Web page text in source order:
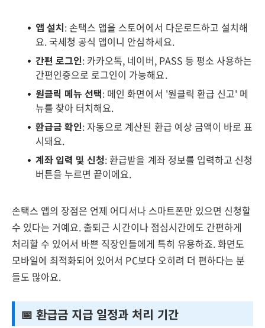
앱 설치: 손택스 앱을 스토어에서 다운로드하고 설치해
요. 국세청 공식 앱이니 안심하세요.
간편 로그인: 카카오톡, 네이버, PASS 등 평소 사용하는
간편인증으로 로그인이 가능해요.
원클릭 메뉴 선택: 메인 화면에서 '원클릭 환급 신고' 메
뉴를 찾아 터치해요.
환급금 확인: 자동으로 계산된 환급 예상 금액이 바로 표
시돼요.
계좌 입력 및 신청: 환급받을 계좌 정보를 입력하고 신청
버튼을 누르면 끝이에요.
손택스 앱의 장점은 언제 어디서나 스마트폰만 있으면 신청할
수 있다는 거예요. 출퇴근 시간이나 점심시간에도 간편하게
처리할 수 있어서 바쁜 직장인들에게 특히 유용하죠. 화면도
모바일에 최적화되어 있어서 PC보다 오히려 더 편하다는 분
들도 많아요.
📅 환급금 지급 일정과 처리 기간